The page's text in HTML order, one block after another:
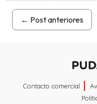
← Post anteriores
Contacto comercial